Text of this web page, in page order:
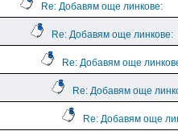
Re: Добавям още линкове:
Re: Добавям още линкове:
Re: Добавям още
Re: Добавям още
Re: Добавям още